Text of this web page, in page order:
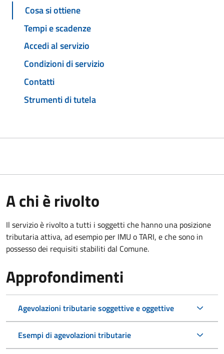
Cosa si ottiene
Tempi e scadenze
Accedi al servizio
Condizioni di servizio
Contatti
Strumenti di tutela
A chi è rivolto
Il servizio è rivolto a tutti i soggetti che hanno una posizione
tributaria attiva, ad esempio per IMU o TARI, e che sono in
possesso dei requisiti stabiliti dal Comune.
Approfondimenti
Agevolazioni tributarie soggettive e oggettive
Esempi di agevolazioni tributarie